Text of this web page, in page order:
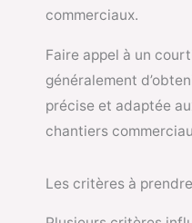
commerciaux.
Faire appel à un
généralement
précise et adaptée
chantiers
Les critères à